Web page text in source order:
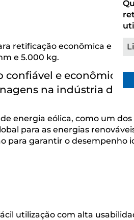
retificação econômica e de
e 5.000 kg.
confiável e econômica
na indústria de
energia eólica, como um
para as energias
para garantir o desempenho
utilização com alta